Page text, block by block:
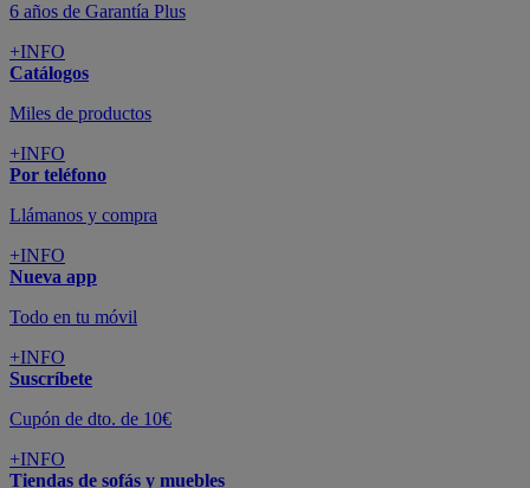
6 años de Garantía Plus
+INFO
Catálogos
Miles de productos
+INFO
Por teléfono
Llámanos y compra
+INFO
Nueva app
Todo en tu móvil
+INFO
Suscríbete
Cupón de dto. de 10€
+INFO
Tiendas de sofás y muebles